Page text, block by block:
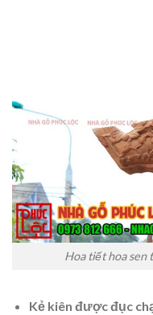
Hoa tiết hoa sen
Kẻ kiên được đục